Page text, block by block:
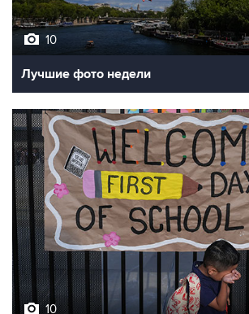
10
Лучшие фото недели
10